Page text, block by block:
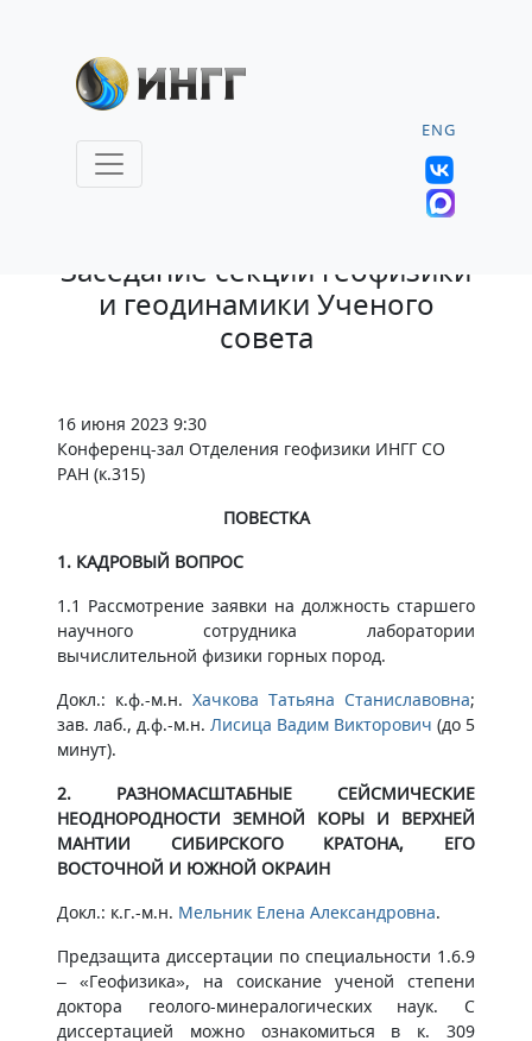
ENG
Заседание секции геофизики
и геодинамики Ученого
совета
16 июня 2023 9:30
Конференц-зал Отделения геофизики ИНГГ СО
РАН (к.315)
ПОВЕСТКА
1. КАДРОВЫЙ ВОПРОС
1.1 Рассмотрение заявки на должность старшего
научного сотрудника лаборатории
вычислительной физики горных пород.
Докл.: к.ф.-м.н. Хачкова Татьяна Станиславовна;
зав. лаб., д.ф.-м.н. Лисица Вадим Викторович (до 5
минут).
2. РАЗНОМАСШТАБНЫЕ СЕЙСМИЧЕСКИЕ
НЕОДНОРОДНОСТИ ЗЕМНОЙ КОРЫ И ВЕРХНЕЙ
МАНТИИ СИБИРСКОГО КРАТОНА, ЕГО
ВОСТОЧНОЙ И ЮЖНОЙ ОКРАИН
Докл.: к.г.-м.н. Мельник Елена Александровна.
Предзащита диссертации по специальности 1.6.9
– «Геофизика», на соискание ученой степени
доктора геолого-минералогических наук. С
диссертацией можно ознакомиться в к. 309